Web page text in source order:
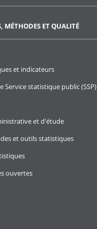
MÉTHODES ET QUALITÉ
et indicateurs
Service statistique public (SSP)
et d'étude
et outils statistiques
ouvertes